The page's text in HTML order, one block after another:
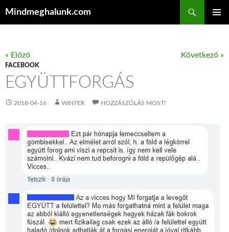
Mindmeghalunk.com
« Előző Következő »
FACEBOOK
EGYÜTTFORGÁS
2018-04-16 WINTER HOZZÁSZÓLÁS MOST!